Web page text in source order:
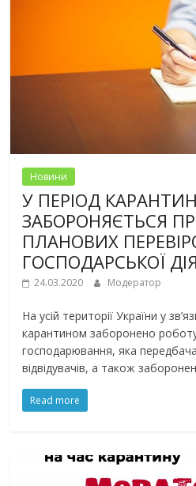
Новини
У ПЕРІОД
ЗАБОРОНЯЄТЬСЯ
ПЛАНОВИХ
ГОСПОДАРСЬКОЇ
24.03.2020 Модератор
На усій території України у
карантином заборонено роботу
господарювання, яка
відвідувачів, а також
Read more